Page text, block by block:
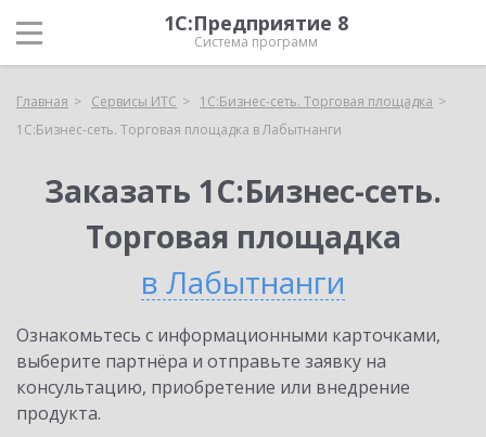
1С:Предприятие 8
Система программ
Главная Сервисы ИТС
1С:Бизнес-сеть. Торговая площадка
1С:Бизнес-сеть. Торговая площадка в Лабытнанги
Заказать 1С:Бизнес-сеть.
Торговая площадка
в Лабытнанги
Ознакомьтесь с информационными карточками,
выберите партнёра и отправьте заявку на
консультацию, приобретение или внедрение
продукта.